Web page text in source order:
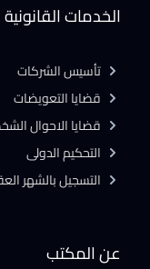
عن المكتب
الخدمات القانونية
تأسيس الشركات
قضايا التعويضات
قضايا الاحوال
التحكيم الدولى
التسجيل بالشهر